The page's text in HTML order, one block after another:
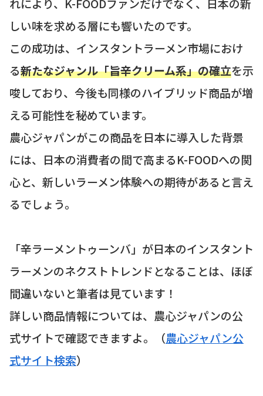
れにより、K-FOODファンだけでなく、日本の新
しい味を求める層にも響いたのです。
この成功は、インスタントラーメン市場におけ
る新たなジャンル「旨辛クリーム系」の確立を示
唆しており、今後も同様のハイブリッド商品が増
える可能性を秘めています。
農心ジャパンがこの商品を日本に導入した背景
には、日本の消費者の間で高まるK-FOODへの関
心と、新しいラーメン体験への期待があると言え
るでしょう。
「辛ラーメントゥーンバ」が日本のインスタント
ラーメンのネクストトレンドとなることは、ほぼ
間違いないと筆者は見ています！
詳しい商品情報については、農心ジャパンの公
式サイトで確認できますよ。（農心ジャパン公
式サイト検索）